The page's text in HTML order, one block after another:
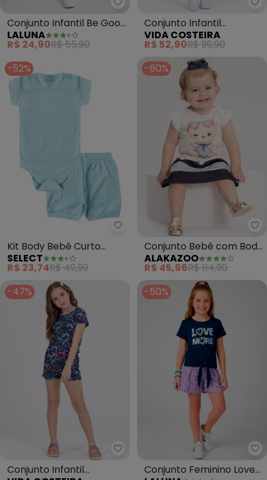
Laluna - Conjunto Infantil Be
Conjunto Infantil Be Good
(Marinho)
LALUNA
R$ 24,90R$ 55,90
Conjunto Infantil
Sublimado Corações
(Azul)
VIDA COSTEIRA
R$ 52,90R$ 99,90
-52%
Select - Kit Body Bebê Curto
Kit Body Bebê Curto
Canelado 2 Peças (Azul)
SELECT
R$ 23,74R$ 49,99
-60%
Conjunto Bebê com Body
e Saia Estampada (Azul)
ALAKAZOO
R$ 45,96R$ 114,90
-47%
Vida Costeira - Conjunto
Conjunto Infantil
-50%
Conjunto Feminino Love